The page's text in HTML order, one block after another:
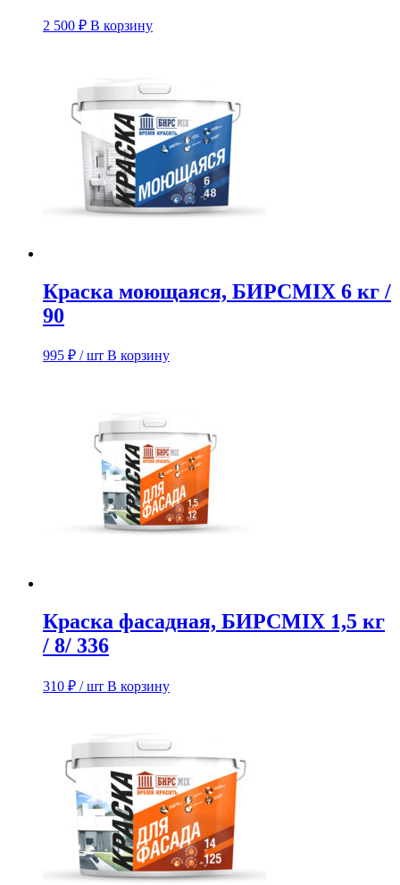
2 500 ₽ В корзину
Краска моющаяся, БИРСMIX 6 кг /
90
995 ₽ / шт В корзину
Краска фасадная, БИРСMIX 1,5 кг
/ 8/ 336
310 ₽ / шт В корзину